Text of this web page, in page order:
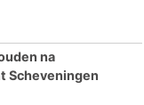
na
Scheveningen